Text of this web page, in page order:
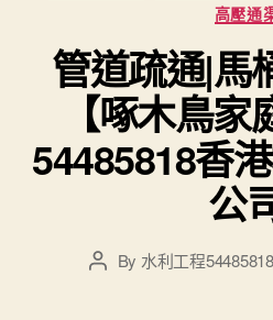
高壓通
管道疏通|馬
【啄木鳥
54485818香
公
PostBy 水利工程54485818